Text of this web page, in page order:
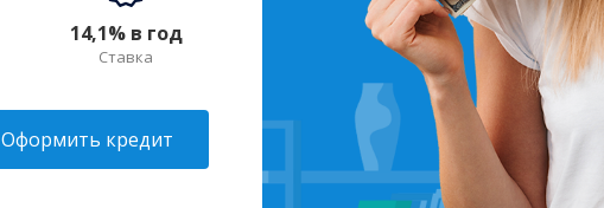
14,1% в год
Ставка
Оформить кредит